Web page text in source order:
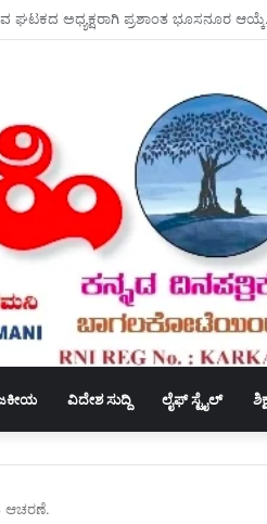
ರಸ್ತೆ ಸುರಕ್ಷತೆ ಅರಿವು ಅಗತ್ಯ – ಪಿಎಸ್‌ಐ
ವಿದೇಶ ಸುದ್ದಿ ಲೈಫ್ ಸ್ಟೈಲ್
ಆಚರಣೆ.